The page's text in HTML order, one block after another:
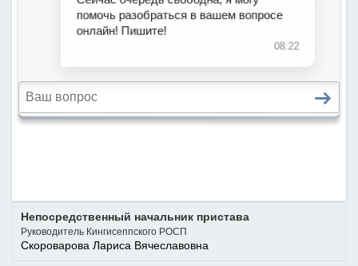
Непосредственный начальник пристава
Руководитель Кингисеппского РОСП
Скороварова Лариса Вячеславовна